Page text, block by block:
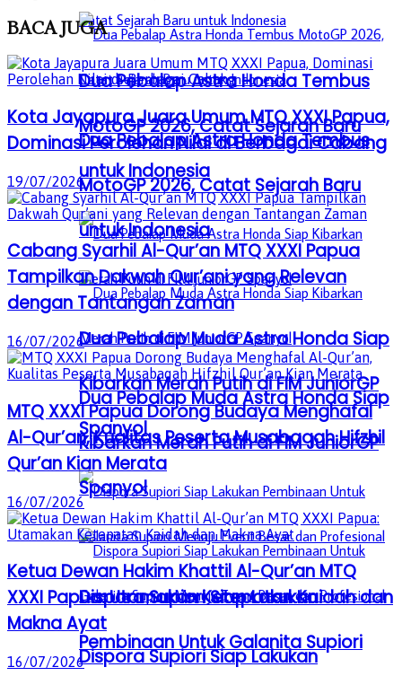
Dua Pebalap Astra Honda Tembus
MotoGP 2026, Catat Sejarah Baru
untuk Indonesia
Dua Pebalap Muda Astra Honda Siap
Kibarkan Merah Putih di FIM JuniorGP
Spanyol
Dispora Supiori Siap Lakukan
Pembinaan Untuk Galanita Supiori
Dua Pebalap Astra Honda Tembus
MotoGP 2026, Catat Sejarah Baru
untuk Indonesia
Dua Pebalap Muda Astra Honda Siap
Kibarkan Merah Putih di FIM JuniorGP
Spanyol
Dispora Supiori Siap Lakukan
BACAJUGA
Kota Jayapura Juara Umum MTQ XXXI Papua,
Dominasi Perolehan Nilai di Berbagai Cabang
19/07/2026
Cabang Syarhil Al-Qur’an MTQ XXXI Papua
Tampilkan Dakwah Qur’ani yang Relevan
dengan Tantangan Zaman
16/07/2026
MTQ XXXI Papua Dorong Budaya Menghafal
Al-Qur’an, Kualitas Peserta Musabaqah Hifzhil
Qur’an Kian Merata
16/07/2026
Ketua Dewan Hakim Khattil Al-Qur’an MTQ
XXXI Papua: Utamakan Ketepatan Kaidah dan
Makna Ayat
16/07/2026